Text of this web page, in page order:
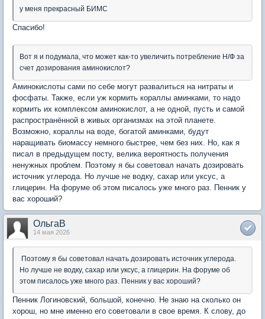
у меня прекрасный БИМС
Спасибо!
Вот я и подумала, что может как-то увеличить потребление Н/Ф за
счет дозирования аминокислот?
Аминокислоты сами по себе могут развалиться на нитраты и
фосфаты. Также, если уж кормить кораллы аминками, то надо
кормить их комплексом аминокислот, а не одной, пусть и самой
распространённой в живых организмах на этой планете.
Возможно, кораллы на воде, богатой аминками, будут
наращивать биомассу немного быстрее, чем без них. Но, как я
писал в предыдущем посту, велика вероятность получения
ненужных проблем. Поэтому я бы советовал начать дозировать
источник углерода. Но лучше не водку, сахар или уксус, а
глицерин. На форуме об этом писалось уже много раз. Пенник у
вас хороший?
ОльгаВ
14 мая 2026
Поэтому я бы советовал начать дозировать источник углерода.
Но лучше не водку, сахар или уксус, а глицерин. На форуме об
этом писалось уже много раз. Пенник у вас хороший?
Пенник Логиновский, большой, конечно. Не знаю на сколько он
хорош, но мне именно его советовали в свое время. К слову, до